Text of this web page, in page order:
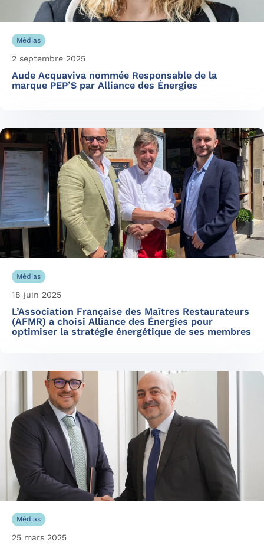
Médias
2 septembre 2025
Aude Acquaviva nommée Responsable de la
marque PEP’S par Alliance des Énergies
Médias
18 juin 2025
L’Association Française des Maîtres Restaurateurs
(AFMR) a choisi Alliance des Énergies pour
optimiser la stratégie énergétique de ses membres
Médias
25 mars 2025